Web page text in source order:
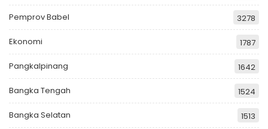
Pemprov Babel 3278
Ekonomi 1787
Pangkalpinang 1642
Bangka Tengah 1524
Bangka Selatan 1513